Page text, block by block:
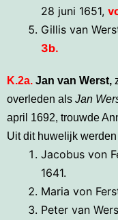
28 juni 1651,
Gillis van
3b.
K.2a. Jan van Werst,
overleden als Jan
april 1692, trouwde
Uit dit huwelijk
Jacobus von
1641.
Maria von
Peter van